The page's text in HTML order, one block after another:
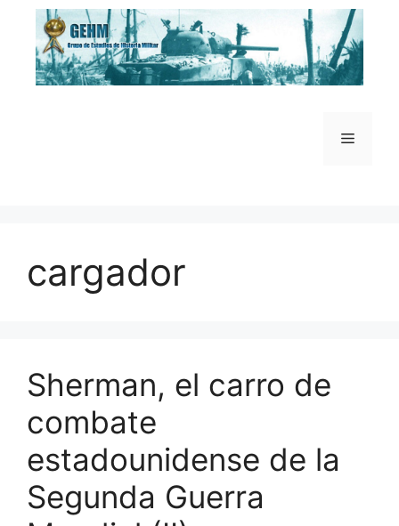
Saltar
contenido
Menú
cargador
Sherman, el carro de
combate
estadounidense de la
Segunda Guerra